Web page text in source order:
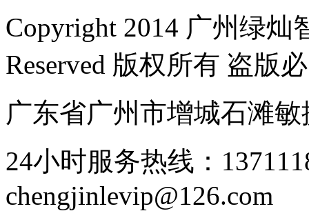
Copyright 2014 广州绿
Reserved 版权所有 盗版
广东省广州市增城石滩
24小时服务热线：
chengjinlevip@126.com